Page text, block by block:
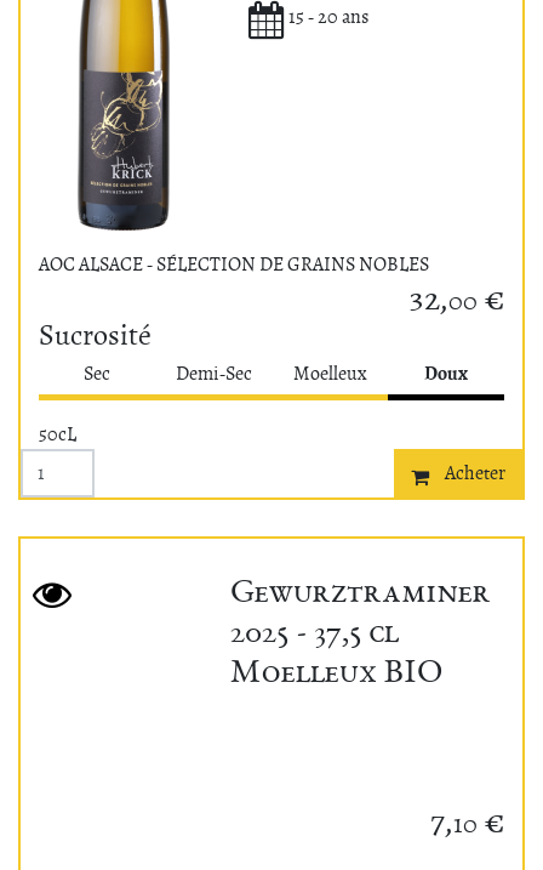
Potentiel de garde
15 - 20 ans
AOC ALSACE - SÉLECTION DE GRAINS NOBLES
32,00 €
Sucrosité
Sec Demi-Sec Moelleux Doux
50cL
Acheter
Gewurztraminer
2025 - 37,5 cl
Moelleux BIO
7,10 €